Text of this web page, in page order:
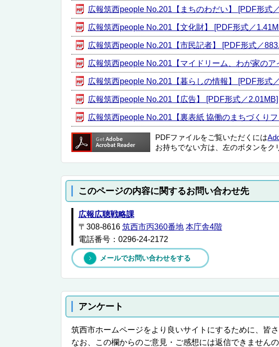
広報筑西people No.201【まちのわだい】 [PDF形式
広報筑西people No.201【文化財】 [PDF形式／
広報筑西people No.201【市民記者】 [PDF形式／
広報筑西people No.201【マイドリーム、わが家の
広報筑西people No.201【暮らしの情報】 [PDF形式
広報筑西people No.201【広告】 [PDF形式／2.01MB]
広報筑西people No.201【裏表紙 協働のまちづくり
PDFファイルをご覧いただくには
お持ちでない方は、左のボタンをク
このページの内容に関するお問い合わせ先
広報広聴戦略課
〒308-8616 筑西市丙360番地 本庁舎4階
電話番号：0296-24-2172
メールでお問い合わせをする
アンケート
筑西市ホームページをより良いサイトにするために、皆
なお、この欄からのご意見・ご感想には返信できませんの